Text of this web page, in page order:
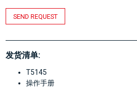
SEND REQUEST
发货清单:
T5145
操作手册